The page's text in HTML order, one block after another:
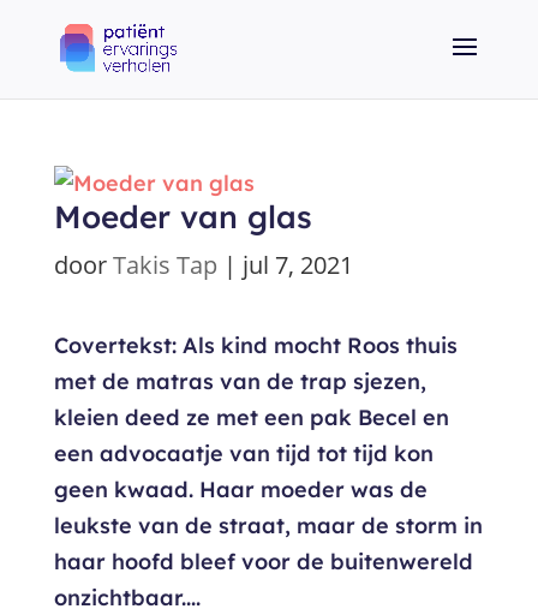
Moeder van glas
doorTakis Tap | jul 7, 2021
Covertekst: Als kind mocht Roos thuis
met de matras van de trap sjezen,
kleien deed ze met een pak Becel en
een advocaatje van tijd tot tijd kon
geen kwaad. Haar moeder was de
leukste van de straat, maar de storm in
haar hoofd bleef voor de buitenwereld
onzichtbaar....